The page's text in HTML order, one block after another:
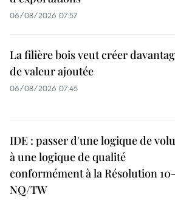
06/08/2026 07:57
La filière bois veut créer
de valeur ajoutée
06/08/2026 07:45
IDE : passer d'une logique de
à une logique de qualité
conformément à la Résolution 10-
NQ/TW